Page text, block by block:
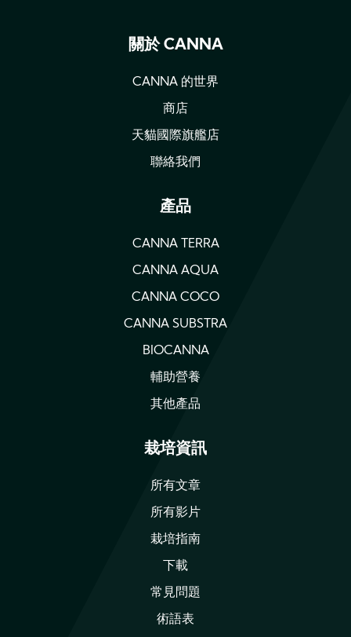
關於 CANNA
CANNA 的世界
商店
天貓國際旗艦店
聯絡我們
產品
CANNA TERRA
CANNA AQUA
CANNA COCO
CANNA SUBSTRA
BIOCANNA
輔助營養
其他產品
栽培資訊
所有文章
所有影片
栽培指南
下載
常見問題
術語表